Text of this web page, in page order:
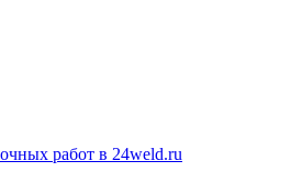
работ в 24weld.ru